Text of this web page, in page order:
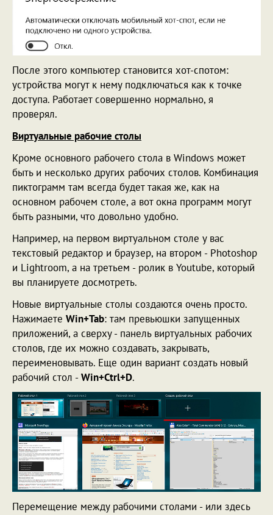
После этого компьютер становится хот-спотом:
устройства могут к нему подключаться как к точке
доступа. Работает совершенно нормально, я
проверял.
Виртуальные рабочие столы
Кроме основного рабочего стола в Windows может
быть и несколько других рабочих столов. Комбинация
пиктограмм там всегда будет такая же, как на
основном рабочем столе, а вот окна программ могут
быть разными, что довольно удобно.
Например, на первом виртуальном столе у вас
текстовый редактор и браузер, на втором - Photoshop
и Lightroom, а на третьем - ролик в Youtube, который
вы планируете досмотреть.
Новые виртуальные столы создаются очень просто.
Нажимаете Win+Tab: там превьюшки запущенных
приложений, а сверху - панель виртуальных рабочих
столов, где их можно создавать, закрывать,
переименовывать. Еще один вариант создать новый
рабочий стол -Win+Ctrl+D.
Перемещение между рабочими столами - или здесь